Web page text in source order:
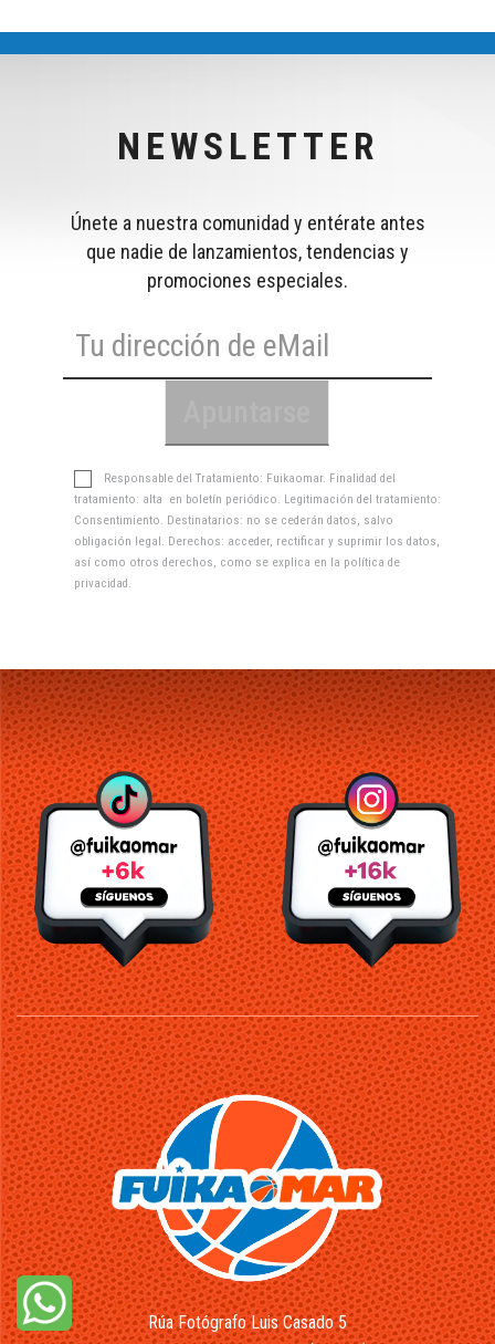
NEWSLETTER
Únete a nuestra comunidad y entérate antes
que nadie de lanzamientos, tendencias y
promociones especiales.
Responsable del Tratamiento: Fuikaomar. Finalidad del
tratamiento: alta en boletín periódico. Legitimación del tratamiento:
Consentimiento. Destinatarios: no se cederán datos, salvo
obligación legal. Derechos: acceder, rectificar y suprimir los datos,
así como otros derechos, como se explica en la política de
privacidad .
Rúa Fotógrafo Luis Casado 5